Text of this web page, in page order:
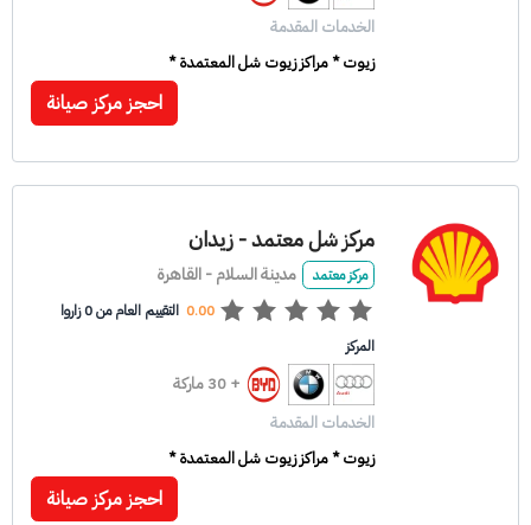
الخدمات المقدمة
زيوت * مراكز زيوت شل المعتمدة *
احجز مركز صيانة
مركز شل معتمد - زيدان
مركز معتمد مدينة السلام - القاهرة
0.00
التقييم العام من 0 زاروا
المركز
+ 30 ماركة
الخدمات المقدمة
زيوت * مراكز زيوت شل المعتمدة *
احجز مركز صيانة